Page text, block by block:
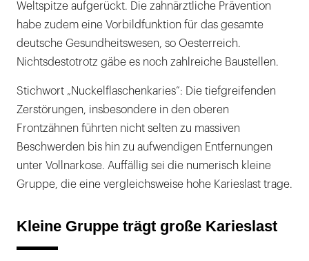
Weltspitze aufgerückt. Die zahnärztliche Prävention
habe zudem eine Vorbildfunktion für das gesamte
deutsche Gesundheitswesen, so Oesterreich.
Nichtsdestotrotz gäbe es noch zahlreiche Baustellen.
Stichwort „Nuckelflaschenkaries“: Die tiefgreifenden
Zerstörungen, insbesondere in den oberen
Frontzähnen führten nicht selten zu massiven
Beschwerden bis hin zu aufwendigen Entfernungen
unter Vollnarkose. Auffällig sei die numerisch kleine
Gruppe, die eine vergleichsweise hohe Karieslast trage.
Kleine Gruppe trägt große Karieslast